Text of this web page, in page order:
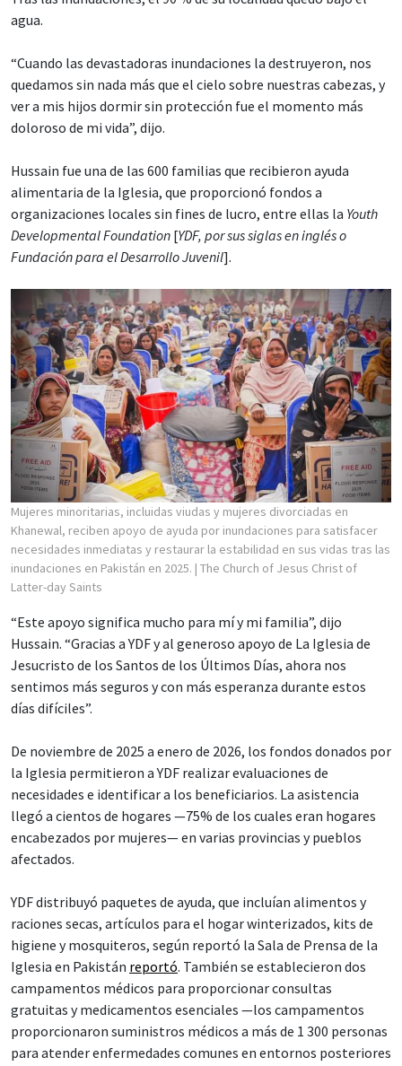
agua.
“Cuando las devastadoras inundaciones la destruyeron, nos
quedamos sin nada más que el cielo sobre nuestras cabezas, y
ver a mis hijos dormir sin protección fue el momento más
doloroso de mi vida”, dijo.
Hussain fue una de las 600 familias que recibieron ayuda
alimentaria de la Iglesia, que proporcionó fondos a
organizaciones locales sin fines de lucro, entre ellas la Youth
Developmental Foundation [YDF, por sus siglas en inglés o
Fundación para el Desarrollo Juvenil].
Mujeres minoritarias, incluidas viudas y mujeres divorciadas en
Khanewal, reciben apoyo de ayuda por inundaciones para satisfacer
necesidades inmediatas y restaurar la estabilidad en sus vidas tras las
inundaciones en Pakistán en 2025. | The Church of Jesus Christ of
Latter-day Saints
“Este apoyo significa mucho para mí y mi familia”, dijo
Hussain. “Gracias a YDF y al generoso apoyo de La Iglesia de
Jesucristo de los Santos de los Últimos Días, ahora nos
sentimos más seguros y con más esperanza durante estos
días difíciles”.
De noviembre de 2025 a enero de 2026, los fondos donados por
la Iglesia permitieron a YDF realizar evaluaciones de
necesidades e identificar a los beneficiarios. La asistencia
llegó a cientos de hogares —75% de los cuales eran hogares
encabezados por mujeres— en varias provincias y pueblos
afectados.
YDF distribuyó paquetes de ayuda, que incluían alimentos y
raciones secas, artículos para el hogar winterizados, kits de
higiene y mosquiteros, según reportó la Sala de Prensa de la
Iglesia en Pakistán reportó. También se establecieron dos
campamentos médicos para proporcionar consultas
gratuitas y medicamentos esenciales —los campamentos
proporcionaron suministros médicos a más de 1 300 personas
para atender enfermedades comunes en entornos posteriores